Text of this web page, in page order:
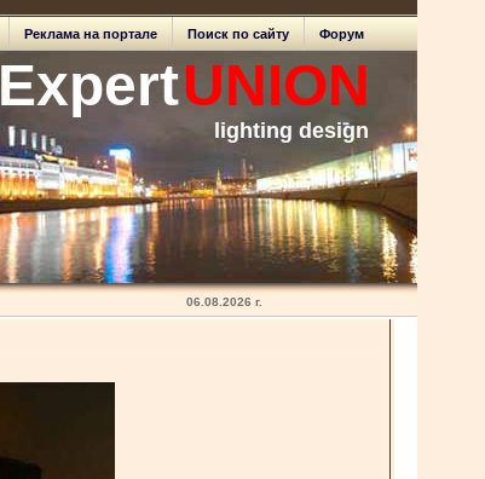
Форум
Поиск по сайту
Реклама на портале
ExpertUNION
lighting design
06.08.2026 г.